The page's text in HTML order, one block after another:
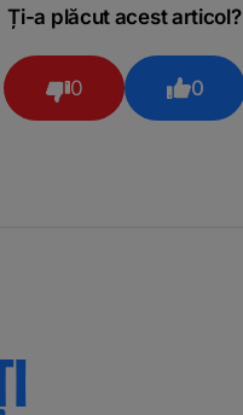
Ți-a plăcut acest articol?
0 0